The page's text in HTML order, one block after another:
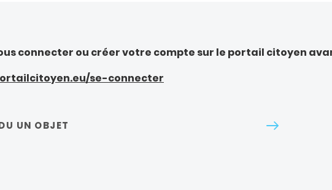
connecter ou créer votre compte sur le portail citoyen
se-connecter
UN OBJET